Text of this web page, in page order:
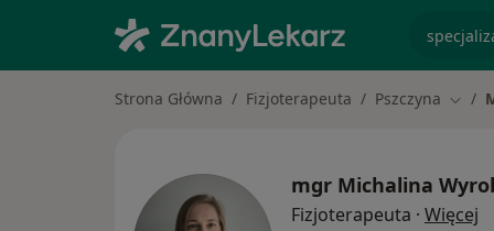
Strona Główna Fizjoterapeuta Pszczyna
mgr Michalina
Fizjoterapeuta · Więcej